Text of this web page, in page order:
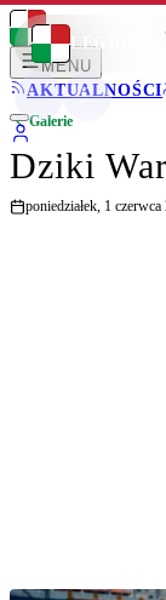
LEGIONISCI
MENU
AKTUALNOŚCI
Galerie
Dziki
poniedziałek, 1 czerwca